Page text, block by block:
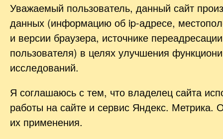
Уважаемый пользователь, данный сайт
данных (информацию об ip-адресе,
и версии браузера, источнике
пользователя) в целях улучшения
исследований.
Я соглашаюсь с тем, что владелец сайта
работы на сайте и сервис Яндекс. Метрика.
их применения.